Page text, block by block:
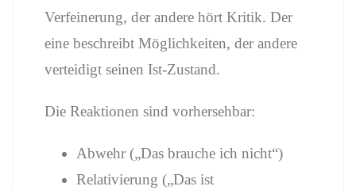
Verfeinerung, der andere hört Kritik. Der
eine beschreibt Möglichkeiten, der andere
verteidigt seinen Ist-Zustand.
Die Reaktionen sind vorhersehbar:
Abwehr („Das brauche ich nicht“)
Relativierung („Das ist